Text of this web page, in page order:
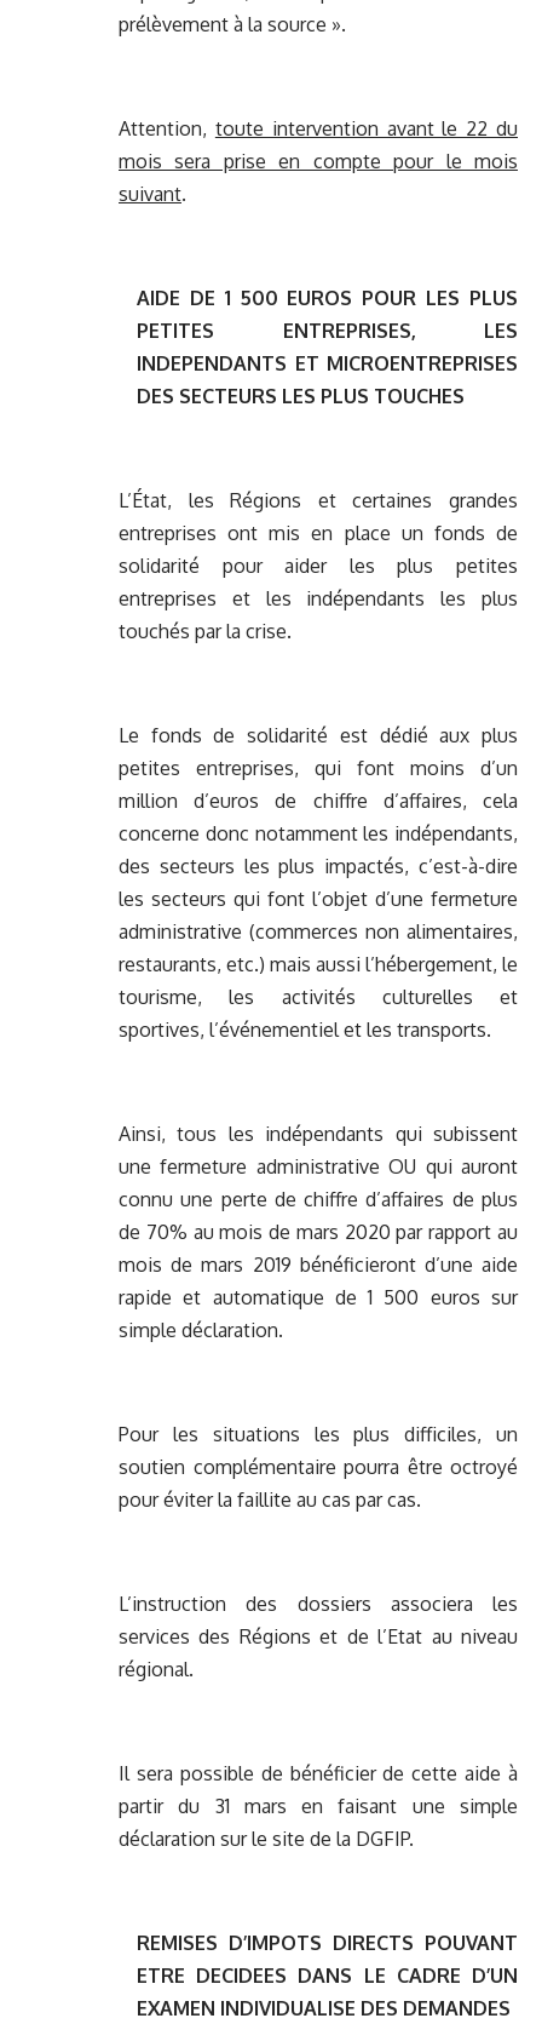
prélèvement à la source ».
Attention, toute intervention avant le 22 du
mois sera prise en compte pour le mois
suivant.
AIDE DE 1 500 EUROS POUR LES PLUS
PETITES ENTREPRISES, LES
INDEPENDANTS ET MICROENTREPRISES
DES SECTEURS LES PLUS TOUCHES
L’État, les Régions et certaines grandes
entreprises ont mis en place un fonds de
solidarité pour aider les plus petites
entreprises et les indépendants les plus
touchés par la crise.
Le fonds de solidarité est dédié aux plus
petites entreprises, qui font moins d’un
million d’euros de chiffre d’affaires, cela
concerne donc notamment les indépendants,
des secteurs les plus impactés, c’est-à-dire
les secteurs qui font l’objet d’une fermeture
administrative (commerces non alimentaires,
restaurants, etc.) mais aussi l’hébergement, le
tourisme, les activités culturelles et
sportives, l’événementiel et les transports.
Ainsi, tous les indépendants qui subissent
une fermeture administrative OU qui auront
connu une perte de chiffre d’affaires de plus
de 70% au mois de mars 2020 par rapport au
mois de mars 2019 bénéficieront d’une aide
rapide et automatique de 1 500 euros sur
simple déclaration.
Pour les situations les plus difficiles, un
soutien complémentaire pourra être octroyé
pour éviter la faillite au cas par cas.
L’instruction des dossiers associera les
services des Régions et de l’Etat au niveau
régional.
Il sera possible de bénéficier de cette aide à
partir du 31 mars en faisant une simple
déclaration sur le site de la DGFIP.
REMISES D’IMPOTS DIRECTS POUVANT
ETRE DECIDEES DANS LE CADRE D’UN
EXAMEN INDIVIDUALISE DES DEMANDES